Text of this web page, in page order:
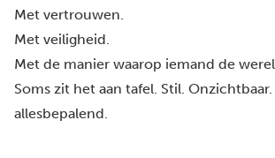
Met vertrouwen.
Met veiligheid.
Met de manier waarop iemand de
Soms zit het aan tafel. Stil. Onzichtbaar.
allesbepalend.